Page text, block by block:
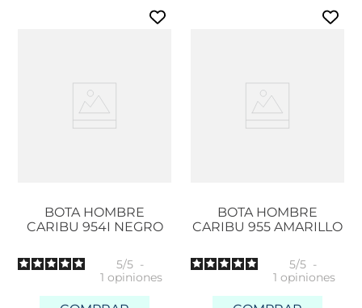
BOTA HOMBRE
CARIBU 954I NEGRO
5/5 -
1 opiniones
BOTA HOMBRE
CARIBU 955 AMARILLO
5/5 -
1 opiniones